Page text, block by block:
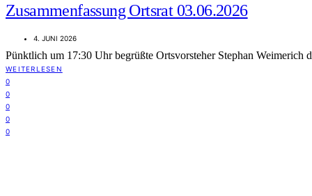
Zusammenfassung Ortsrat 03.06.2026
4. JUNI 2026
Pünktlich um 17:30 Uhr begrüßte Ortsvorsteher Stephan
WEITERLESEN
0
0
0
0
0